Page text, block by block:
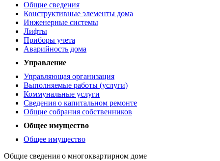
Общие сведения
Конструктивные элементы дома
Инженерные системы
Лифты
Приборы учета
Аварийность дома
Управление
Управляющая организация
Выполняемые работы (услуги)
Коммунальные услуги
Сведения о капитальном ремонте
Общие собрания собственников
Общее имущество
Общее имущество
Общие сведения о многоквартирном доме